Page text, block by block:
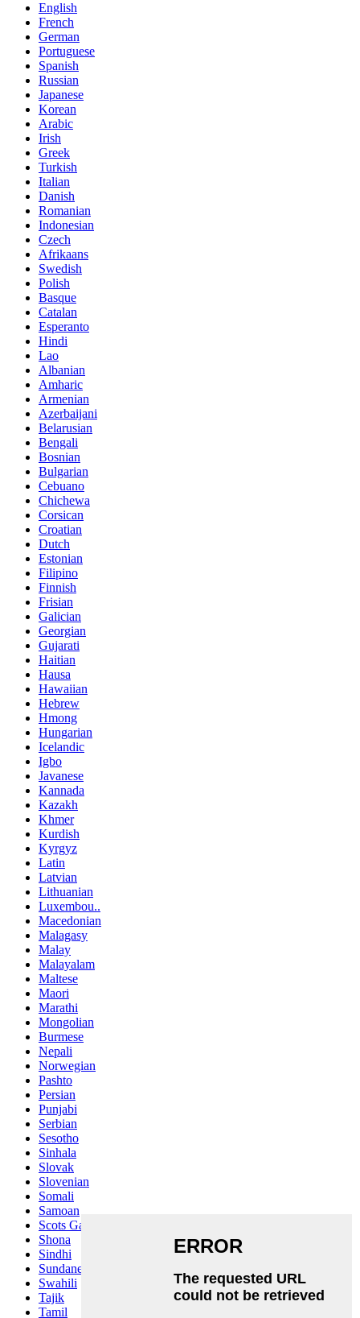
English
French
German
Portuguese
Spanish
Russian
Japanese
Korean
Arabic
Irish
Greek
Turkish
Italian
Danish
Romanian
Indonesian
Czech
Afrikaans
Swedish
Polish
Basque
Catalan
Esperanto
Hindi
Lao
Albanian
Amharic
Armenian
Azerbaijani
Belarusian
Bengali
Bosnian
Bulgarian
Cebuano
Chichewa
Corsican
Croatian
Dutch
Estonian
Filipino
Finnish
Frisian
Galician
Georgian
Gujarati
Haitian
Hausa
Hawaiian
Hebrew
Hmong
Hungarian
Icelandic
Igbo
Javanese
Kannada
Kazakh
Khmer
Kurdish
Kyrgyz
Latin
Latvian
Lithuanian
Luxembou..
Macedonian
Malagasy
Malay
Malayalam
Maltese
Maori
Marathi
Mongolian
Burmese
Nepali
Norwegian
Pashto
Persian
Punjabi
Serbian
Sesotho
Sinhala
Slovak
Slovenian
Somali
Samoan
Scots Gaelic
Shona
Sindhi
Sundanese
Swahili
Tajik
Tamil